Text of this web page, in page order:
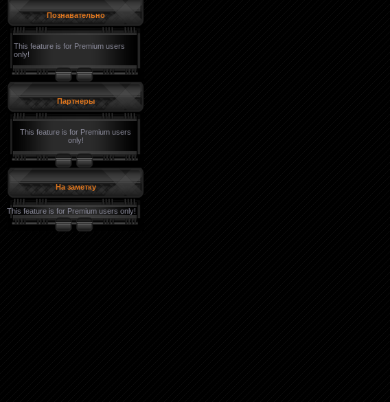
Познавательно
This feature is for Premium users
only!
Партнеры
This feature is for Premium users
only!
На заметку
This feature is for Premium users only!